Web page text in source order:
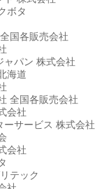
ボタ
国各販売会社
ャパン 株式会社
海道
全国各販売会社
会社
ーサービス 株式会社
会社
テック